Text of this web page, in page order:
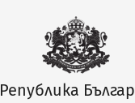
Република